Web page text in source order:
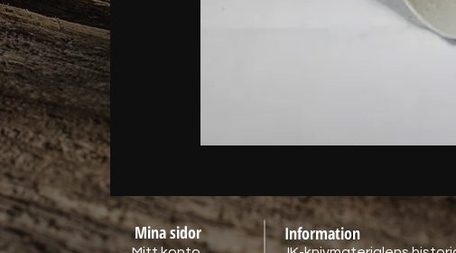
Mina sidor Information